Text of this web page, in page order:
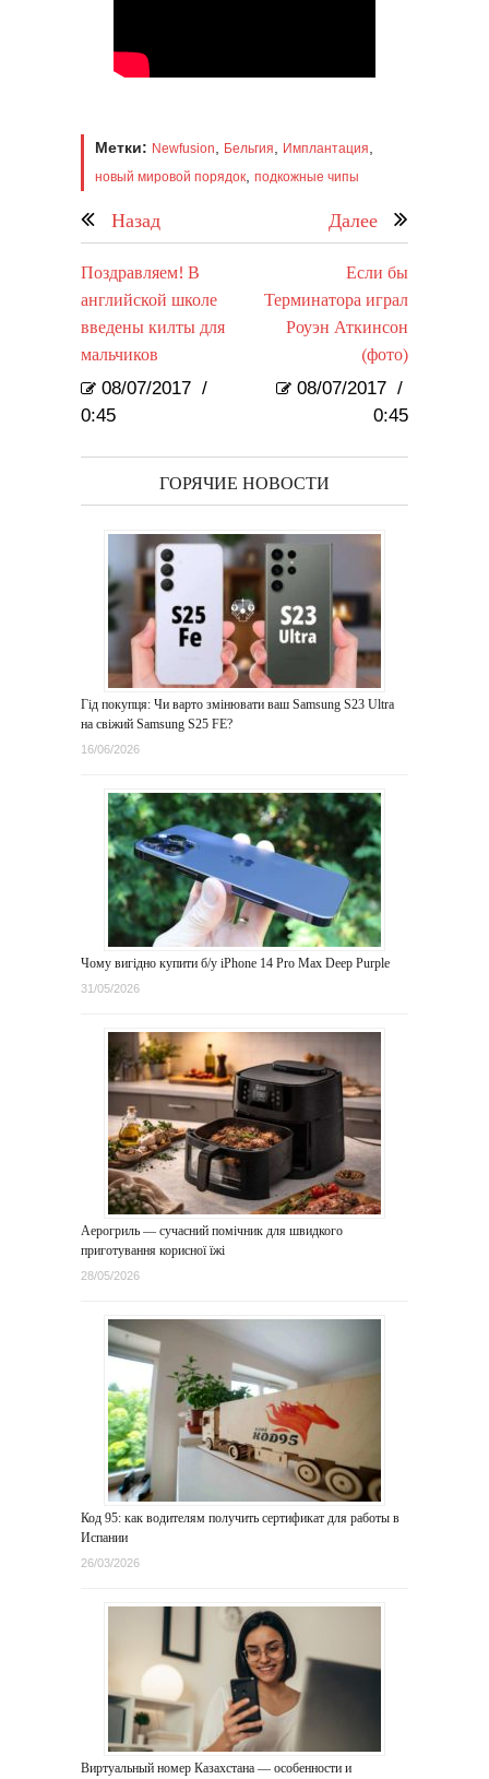
Метки: Newfusion Бельгия Имплантация
новый мировой порядок подкожные чипы
Назад Далее
Поздравляем! В
английской школе
введены килты для
мальчиков
08/07/2017 /
0:45
Если бы
Терминатора играл
Роуэн Аткинсон
(фото)
08/07/2017 /
0:45
ГОРЯЧИЕ НОВОСТИ
Гід покупця: Чи варто змінювати ваш Samsung S23 Ultra
на свіжий Samsung S25 FE?
16/06/2026
Чому вигідно купити б/у iPhone 14 Pro Max Deep Purple
31/05/2026
Аерогриль — сучасний помічник для швидкого
приготування корисної їжі
28/05/2026
Код 95: как водителям получить сертификат для работы в
Испании
26/03/2026
Виртуальный номер Казахстана — особенности и